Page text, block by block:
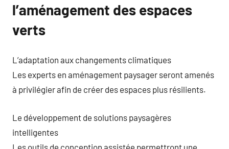
l’aménagement des espaces
verts
L’adaptation aux changements climatiques
Les experts en aménagement paysager seront amenés
à privilégier afin de créer des espaces plus résilients.
Le développement de solutions paysagères
intelligentes
Les outils de conception assistée permettront une